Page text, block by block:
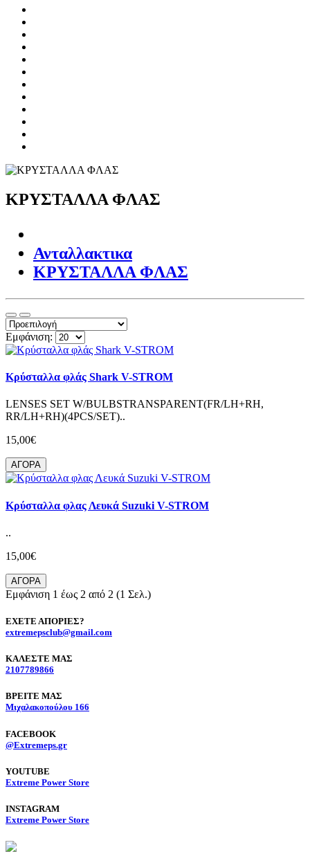
ΚΡΥΣΤΑΛΛΑ ΦΛΑΣ
Ανταλλακτικα
ΚΡΥΣΤΑΛΛΑ ΦΛΑΣ
Εμφάνιση:
Κρύσταλλα φλάς Shark V-STROM
LENSES SET W/BULBSTRANSPARENT(FR/LH+RH,
RR/LH+RH)(4PCS/SET)..
15,00€
ΑΓΟΡΑ
Κρύσταλλα φλας Λευκά Suzuki V-STROM
..
15,00€
ΑΓΟΡΑ
Εμφάνιση 1 έως 2 από 2 (1 Σελ.)
ΕΧΕΤΕ ΑΠΟΡΙΕΣ?
extremepsclub@gmail.com
ΚΑΛΕΣΤΕ ΜΑΣ
2107789866
BΡΕΙΤΕ ΜΑΣ
Μιχαλακοπούλου 166
FACEBOOK
@Extremeps.gr
YOUTUBE
Extreme Power Store
INSTAGRAM
Extreme Power Store